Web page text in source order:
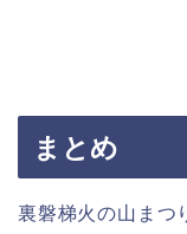
まとめ
裏磐梯火の山まつ